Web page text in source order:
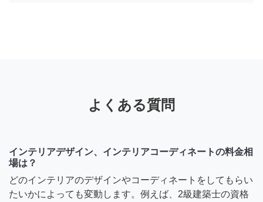
よくある質問
インテリアデザイン、インテリアコーディネートの料金相
場は？
どのインテリアのデザインやコーディネートをしてもらい
たいかによっても変動します。例えば、2級建築士の資格